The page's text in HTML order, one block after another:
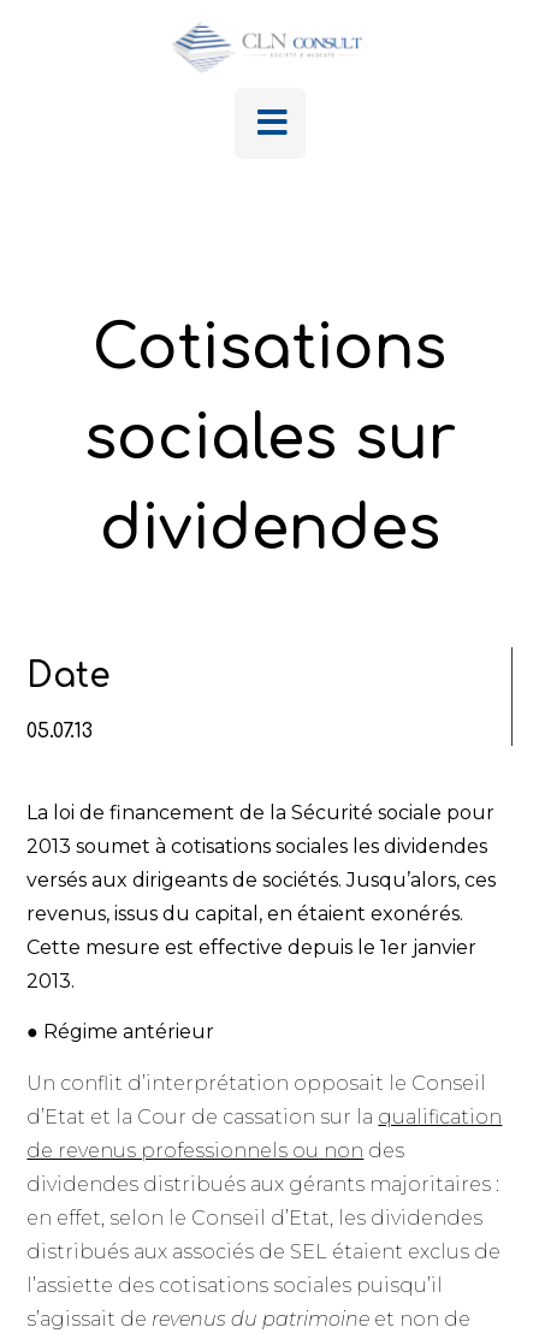
Cotisations
sociales sur
dividendes
Date
05.07.13
La loi de financement de la Sécurité sociale pour
2013 soumet à cotisations sociales les dividendes
versés aux dirigeants de sociétés. Jusqu’alors, ces
revenus, issus du capital, en étaient exonérés.
Cette mesure est effective depuis le 1er janvier
2013.
● Régime antérieur
Un conflit d’interprétation opposait le Conseil
d’Etat et la Cour de cassation sur la qualification
de revenus professionnels ou non des
dividendes distribués aux gérants majoritaires :
en effet, selon le Conseil d’Etat, les dividendes
distribués aux associés de SEL étaient exclus de
l’assiette des cotisations sociales puisqu’il
s’agissait de revenus du patrimoine et non de